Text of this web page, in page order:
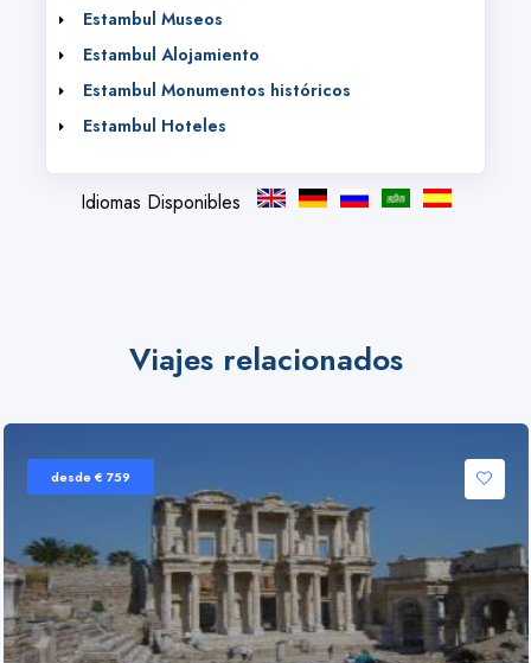
Estambul Museos
Estambul Alojamiento
Estambul Monumentos históricos
Estambul Hoteles
Idiomas Disponibles
Viajes relacionados
desde € 759